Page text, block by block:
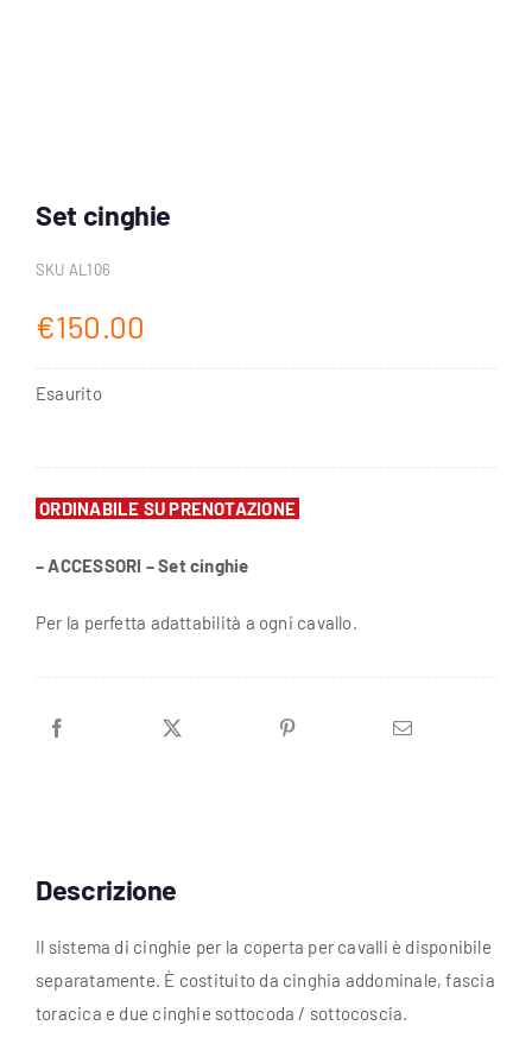
Set cinghie
SKU AL106
€150.00
Esaurito
ORDINABILE SU PRENOTAZIONE
– ACCESSORI – Set cinghie
Per la perfetta adattabilità a ogni cavallo.
Descrizione
Il sistema di cinghie per la coperta per cavalli è disponibile
separatamente. È costituito da cinghia addominale, fascia
toracica e due cinghie sottocoda / sottocoscia.